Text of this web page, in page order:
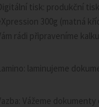
tisk: produkční
300g (matná
rádi připraveníme
laminujeme
Vážeme